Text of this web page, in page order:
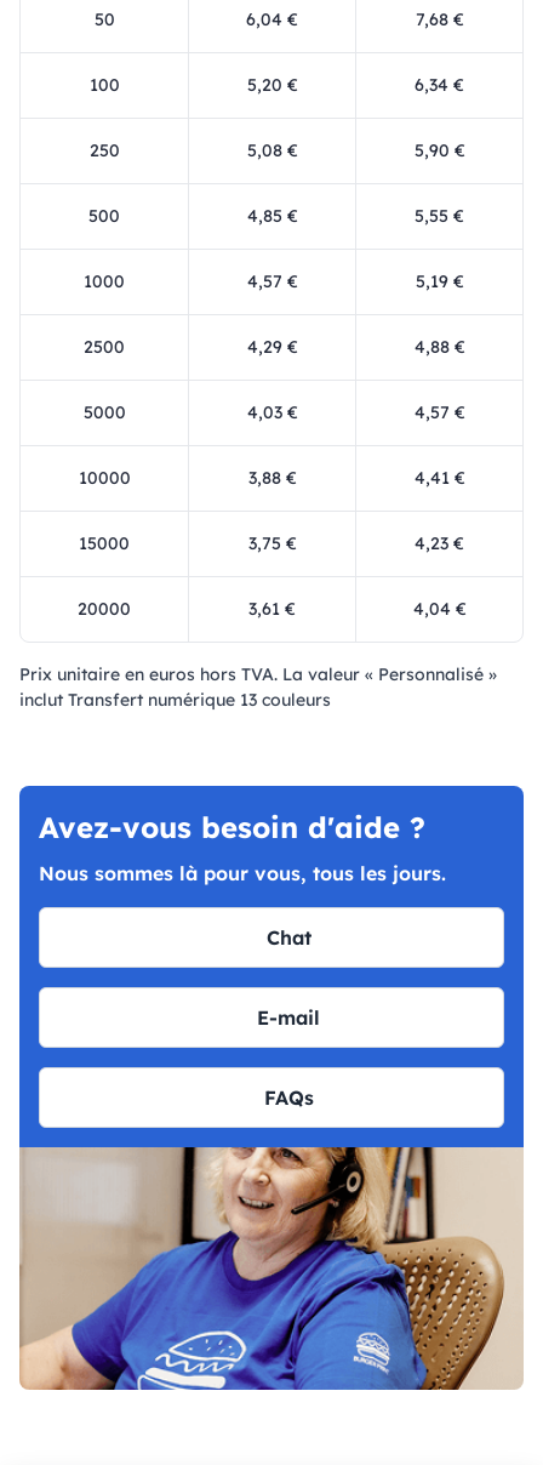
50 6,04 € 7,68 €
100 5,20 € 6,34 €
250 5,08 € 5,90 €
500 4,85 € 5,55 €
1000 4,57 € 5,19 €
2500 4,29 € 4,88 €
5000 4,03 € 4,57 €
10000 3,88 € 4,41 €
15000 3,75 € 4,23 €
20000 3,61 € 4,04 €
Prix ​​unitaire en euros hors TVA. La valeur « Personnalisé »
inclut Transfert numérique 13 couleurs
Avez-vous besoin d'aide ?
Nous sommes là pour vous, tous les jours.
Chat
E-mail
FAQs